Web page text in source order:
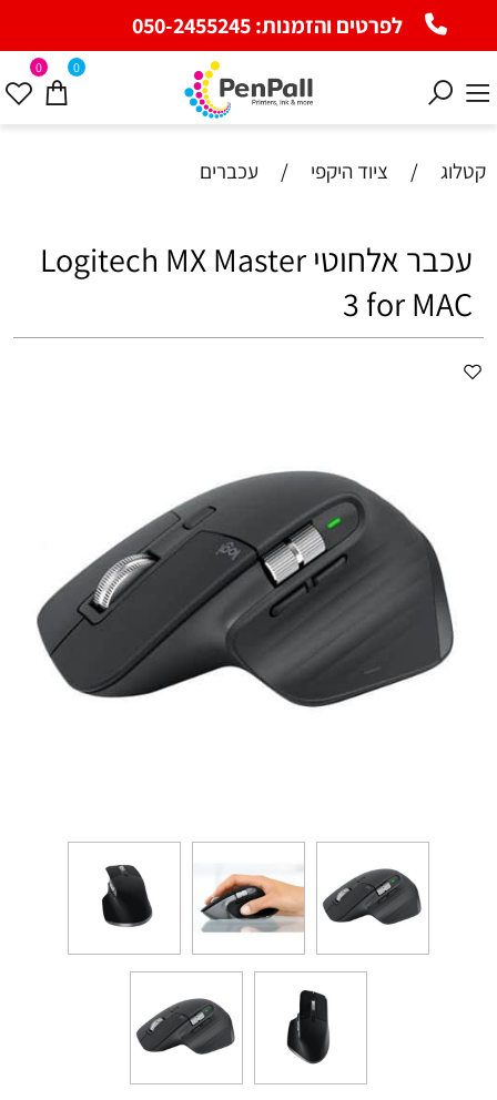
לפרטים והזמנות:050-2455245
0 0
קטלוג / ציוד היקפי / עכברים
עכבר אלחוטי Logitech MX Master
3 for MAC